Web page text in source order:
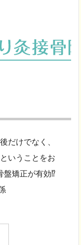
だけでなく、
いうことをお
盤矯正が有効⁉